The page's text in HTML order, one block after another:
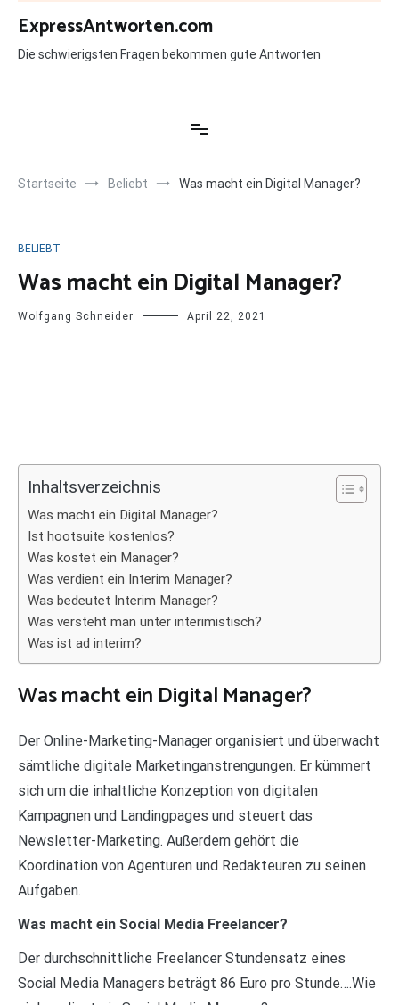
Zum
Inhalt
springen
ExpressAntworten.com
Die schwierigsten Fragen bekommen gute Antworten
Startseite Beliebt Was macht ein Digital Manager?
BELIEBT
Was macht ein Digital Manager?
Wolfgang Schneider April 22, 2021
Inhaltsverzeichnis
Was macht ein Digital Manager?
Ist hootsuite kostenlos?
Was kostet ein Manager?
Was verdient ein Interim Manager?
Was bedeutet Interim Manager?
Was versteht man unter interimistisch?
Was ist ad interim?
Was macht ein Digital Manager?
Der Online-Marketing-Manager organisiert und überwacht
sämtliche digitale Marketinganstrengungen. Er kümmert
sich um die inhaltliche Konzeption von digitalen
Kampagnen und Landingpages und steuert das
Newsletter-Marketing. Außerdem gehört die
Koordination von Agenturen und Redakteuren zu seinen
Aufgaben.
Was macht ein Social Media Freelancer?
Der durchschnittliche Freelancer Stundensatz eines
Social Media Managers beträgt 86 Euro pro Stunde….Wie